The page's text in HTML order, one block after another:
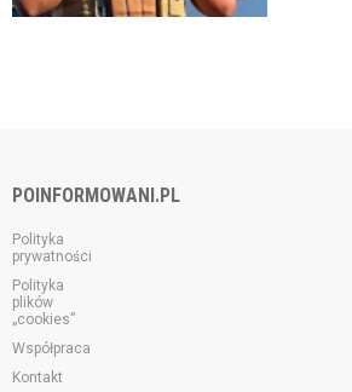
POINFORMOWANI.PL
Polityka
prywatności
Polityka
plików
„cookies”
Współpraca
Kontakt